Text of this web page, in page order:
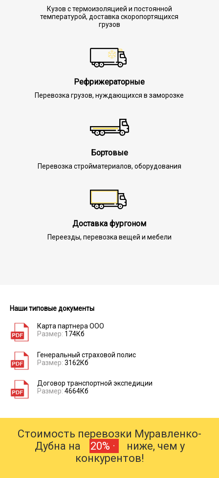
Кузов с термоизоляцией и постоянной
температурой, доставка скоропортящихся
грузов
Рефрижераторные
Перевозка грузов, нуждающихся в заморозке
Бортовые
Перевозка стройматериалов, оборудования
Доставка фургоном
Переезды, перевозка вещей и мебели
Наши типовые документы
Карта партнера ООО
Размер: 174Кб
Генеральный страховой полис
Размер: 3162Кб
Договор транспортной экспедиции
Размер: 4664Кб
Стоимость перевозки Муравленко-
Дубна на
20% ·
ниже, чем у
конкурентов!